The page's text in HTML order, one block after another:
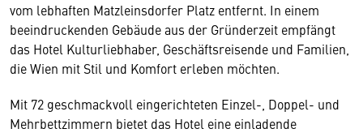
vom lebhaften Matzleinsdorfer Platz entfernt. In einem
beeindruckenden Gebäude aus der Gründerzeit empfängt
das Hotel Kulturliebhaber, Geschäftsreisende und Familien,
die Wien mit Stil und Komfort erleben möchten.
Mit 72 geschmackvoll eingerichteten Einzel-, Doppel- und
Mehrbettzimmern bietet das Hotel eine einladende